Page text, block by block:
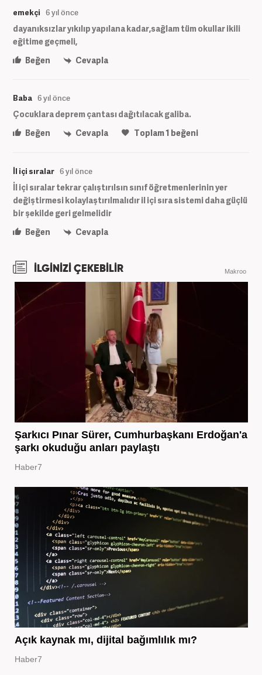
emekçi 6 yıl önce
dayanıksızlar yıkılıp yapılana kadar,sağlam tüm okullar ikili
eğitime geçmeli,
Beğen
Cevapla
Baba 6 yıl önce
Çocuklara deprem çantası dağıtılacak galiba.
Beğen
Cevapla Toplam1 beğeni
İl içi sıralar 6 yıl önce
İl içi sıralar tekrar çalıştırılsın sınıf öğretmenlerinin yer
değiştirmesi kolaylaştırılmalıdır il içi sıra sistemi daha güçlü
bir şekilde geri gelmelidir
Beğen
Cevapla
İLGİNİZİ ÇEKEBİLİR Makroo
Şarkıcı Pınar Sürer, Cumhurbaşkanı Erdoğan'a
şarkı okuduğu anları paylaştı
Haber7
Açık kaynak mı, dijital bağımlılık mı?
Haber7